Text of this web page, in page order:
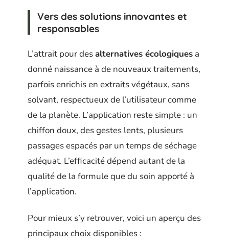
Vers des solutions innovantes et
responsables
L’attrait pour desalternatives écologiques a
donné naissance à de nouveaux traitements,
parfois enrichis en extraits végétaux, sans
solvant, respectueux de l’utilisateur comme
de la planète. L’application reste simple : un
chiffon doux, des gestes lents, plusieurs
passages espacés par un temps de séchage
adéquat. L’efficacité dépend autant de la
qualité de la formule que du soin apporté à
l’application.
Pour mieux s’y retrouver, voici un aperçu des
principaux choix disponibles :